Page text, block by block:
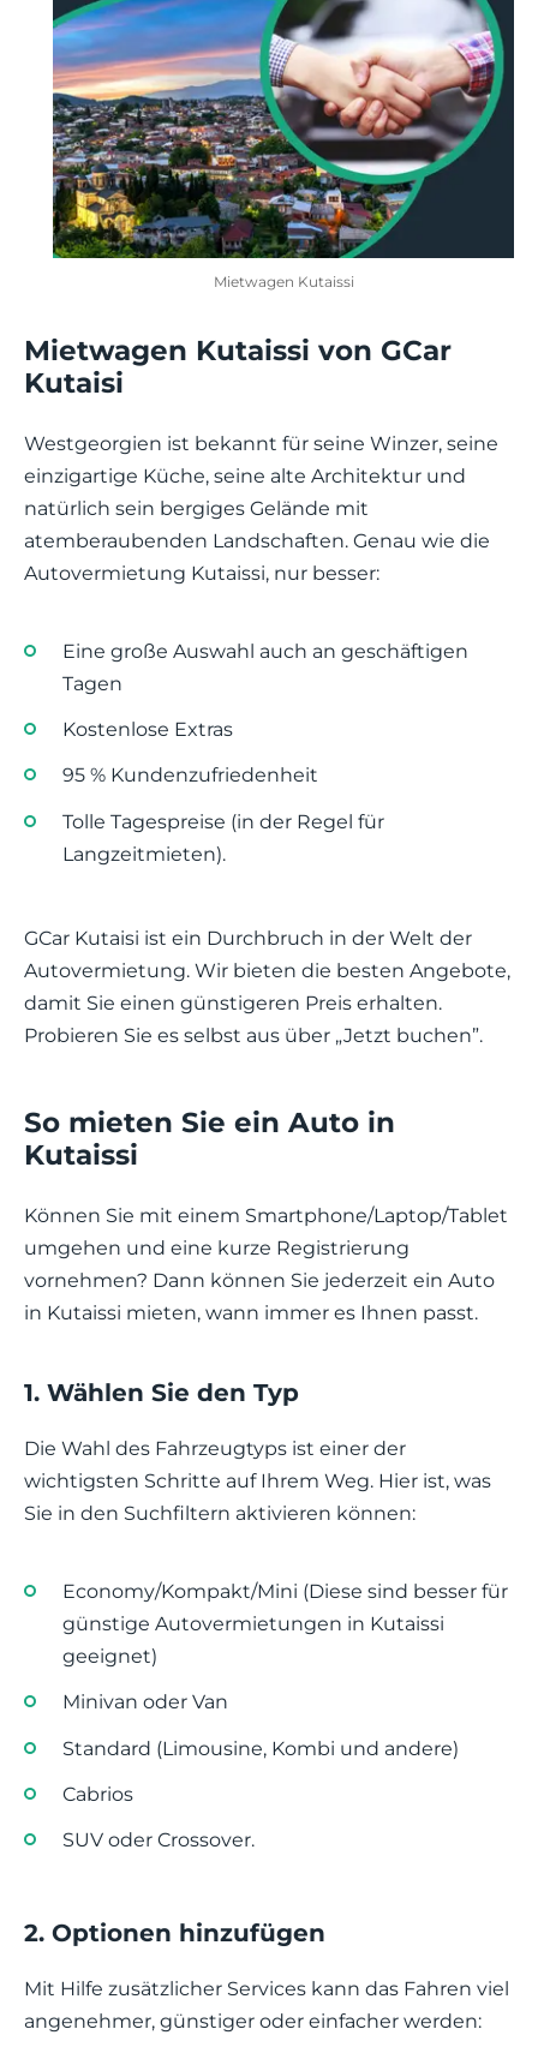
Mietwagen Kutaissi
Mietwagen Kutaissi von GCar
Kutaisi
Westgeorgien ist bekannt für seine Winzer, seine
einzigartige Küche, seine alte Architektur und
natürlich sein bergiges Gelände mit
atemberaubenden Landschaften. Genau wie die
Autovermietung Kutaissi, nur besser:
Eine große Auswahl auch an geschäftigen
Tagen
Kostenlose Extras
95 % Kundenzufriedenheit
Tolle Tagespreise (in der Regel für
Langzeitmieten).
GCar Kutaisi ist ein Durchbruch in der Welt der
Autovermietung. Wir bieten die besten Angebote,
damit Sie einen günstigeren Preis erhalten.
Probieren Sie es selbst aus über „Jetzt buchen”.
So mieten Sie ein Auto in
Kutaissi
Können Sie mit einem Smartphone/Laptop/Tablet
umgehen und eine kurze Registrierung
vornehmen? Dann können Sie jederzeit ein Auto
in Kutaissi mieten, wann immer es Ihnen passt.
1. Wählen Sie den Typ
Die Wahl des Fahrzeugtyps ist einer der
wichtigsten Schritte auf Ihrem Weg. Hier ist, was
Sie in den Suchfiltern aktivieren können:
Economy/Kompakt/Mini (Diese sind besser für
günstige Autovermietungen in Kutaissi
geeignet)
Minivan oder Van
Standard (Limousine, Kombi und andere)
Cabrios
SUV oder Crossover.
2. Optionen hinzufügen
Mit Hilfe zusätzlicher Services kann das Fahren viel
angenehmer, günstiger oder einfacher werden: